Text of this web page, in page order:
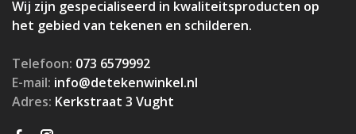
Wij zijn gespecialiseerd in kwaliteitsproducten op
het gebied van tekenen en schilderen.
Telefoon: 073 6579992
E-mail: info@detekenwinkel.nl
Adres: Kerkstraat 3 Vught